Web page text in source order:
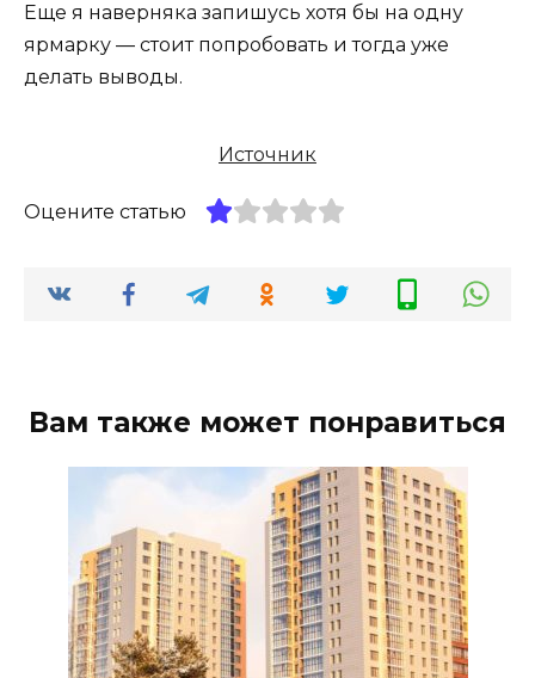
Еще я наверняка запишусь хотя бы на одну
ярмарку — стоит попробовать и тогда уже
делать выводы.
Источник
Оцените статью
Вам также может понравиться